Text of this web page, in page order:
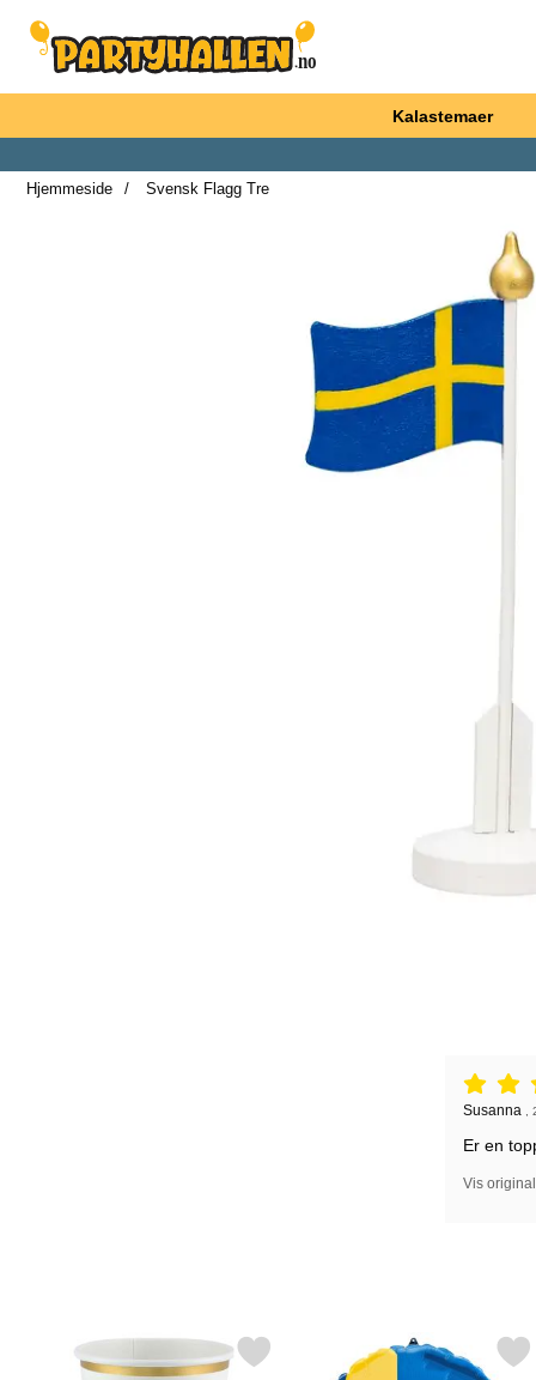
Startsiden for Partyhallen AB
Kalastemaer
Hjemmeside
Svensk Flagg Tre
Susanna ,
Er en
Vis
Merk pappkopper Hvite med Gullkant som favoritt
Merk folieballong Svenske